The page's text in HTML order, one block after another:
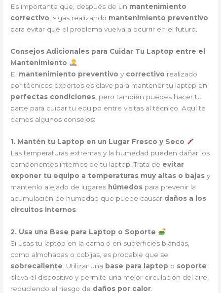
Es importante que, después de un mantenimiento
correctivo, sigas realizando mantenimiento preventivo
para evitar que el problema vuelva a ocurrir en el futuro.
Consejos Adicionales para Cuidar Tu Laptop entre el
Mantenimiento
El mantenimiento preventivo y correctivo realizado
por técnicos expertos es clave para mantener tu laptop en
perfectas condiciones, pero también puedes hacer tu
parte para cuidar tu equipo entre visitas al técnico. Aquí te
damos algunos consejos:
1. Mantén tu Laptop en un Lugar Fresco y Seco
Las temperaturas extremas y la humedad pueden dañar los
componentes internos de tu laptop. Trata de evitar
exponer tu equipo a temperaturas muy altas o bajas y
mantenlo alejado de lugares húmedos para prevenir la
acumulación de humedad que puede causar daños a los
circuitos internos
2. Usa una Base para Laptop o Soporte
Si usas tu laptop en la cama o en superficies blandas,
como almohadas o cobijas, es probable que se
sobrecaliente . Utilizar una base para laptop o soporte
eleva el dispositivo y permite una mejor circulación del aire,
reduciendo el riesgo de daños por calor